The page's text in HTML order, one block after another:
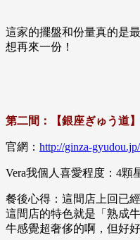
這家的擺盤和份量真的是
想再來一份！
第二間：【銀座ぎゅう道
官網： http://ginza-gyudou.jp/
Vera我個人喜愛程度：4顆
餐後心得：這間店上回已
這間店的特色就是「熟成
牛感覺超奢侈的啊，但好